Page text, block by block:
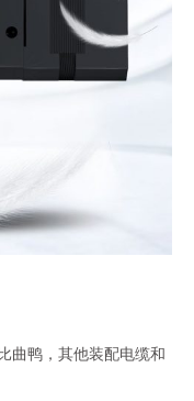
曲鸭，其他装配电缆和